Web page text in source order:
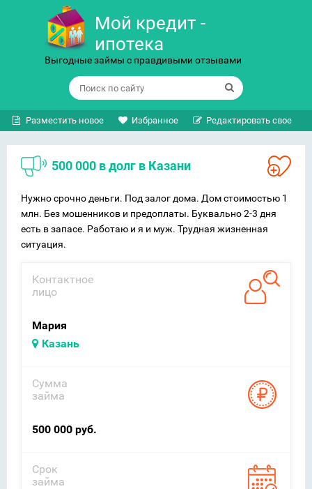
Мой кредит -
ипотека
Выгодные займы с правдивыми отзывами
Разместить новое Избранное Редактировать свое
500 000 в долг в Казани
Нужно срочно деньги. Под залог дома. Дом стоимостью 1
млн. Без мошенников и предоплаты. Буквально 2-3 дня
есть в запасе. Работаю и я и муж. Трудная жизненная
ситуация.
Контактное
лицо
Мария
Казань
Сумма
займа
500 000 руб.
Срок
займа